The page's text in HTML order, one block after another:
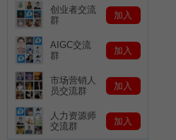
创业者交流
群
加入
AIGC交流
群
加入
市场营销人
员交流群
加入
人力资源师
交流群
加入